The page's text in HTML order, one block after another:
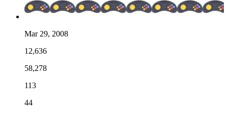
Mar 29, 2008
12,636
58,278
113
44